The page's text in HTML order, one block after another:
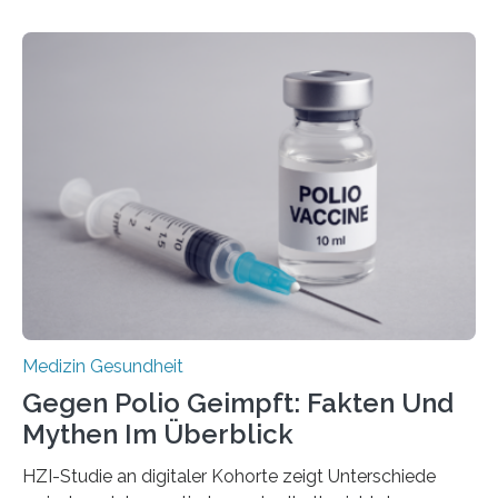
Dringend benötigt werden zielgerichtete Therapien, die
nur Tumorschwachstellen angreifen und normales
Gewebe verschonen. Forschende um Daniel Merk vom
Hertie-Institut für klinische Hirnforschung am
Universitätsklinikum Tübingen haben eine solche
Schwachstelle im Erbgut einer Untergruppe des
Medulloblastoms gefunden. Die Wilhelm Sander-
Stiftung unterstützte das Projekt…
Medizin Gesundheit
Gegen Polio Geimpft: Fakten Und
Mythen Im Überblick
HZI-Studie an digitaler Kohorte zeigt Unterschiede